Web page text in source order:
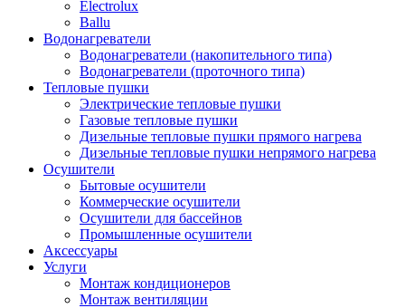
Electrolux
Ballu
Водонагреватели
Водонагреватели (накопительного типа)
Водонагреватели (проточного типа)
Тепловые пушки
Электрические тепловые пушки
Газовые тепловые пушки
Дизельные тепловые пушки прямого нагрева
Дизельные тепловые пушки непрямого нагрева
Осушители
Бытовые осушители
Коммерческие осушители
Осушители для бассейнов
Промышленные осушители
Аксессуары
Услуги
Монтаж кондиционеров
Монтаж вентиляции